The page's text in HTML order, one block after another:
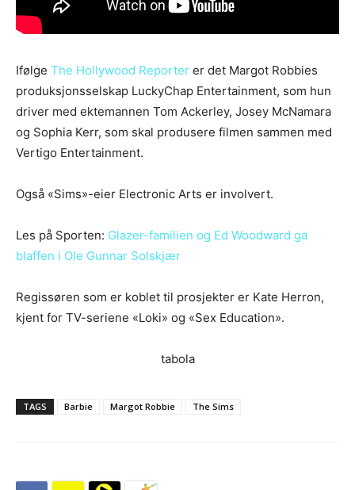
Ifølge The Hollywood Reporter er det Margot Robbies
produksjonsselskap LuckyChap Entertainment, som hun
driver med ektemannen Tom Ackerley, Josey McNamara
og Sophia Kerr, som skal produsere filmen sammen med
Vertigo Entertainment.
Også «Sims»-eier Electronic Arts er involvert.
Les på Sporten: Glazer-familien og Ed Woodward ga
blaffen i Ole Gunnar Solskjær
Regissøren som er koblet til prosjekter er Kate Herron,
kjent for TV-seriene «Loki» og «Sex Education».
tabola
TAGS Barbie Margot Robbie The Sims